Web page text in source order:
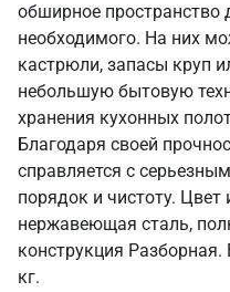
обширное пространство
необходимого. На них
кастрюли, запасы круп
небольшую бытовую
хранения кухонных
Благодаря своей
справляется с
порядок и чистоту. Цвет
нержавеющая сталь,
конструкция Разборная.
кг.